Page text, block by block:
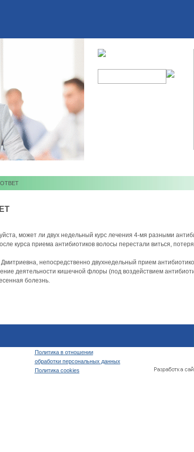
может ли двух недельный курс лечения 4-мя разными
курса приема антибиотиков волосы перестали виться,
непосредственно двухнедельный прием
деятельности кишечной флоры (под воздействием
болезнь.
Политика в отношении
обработки персональных данных
Политика cookies